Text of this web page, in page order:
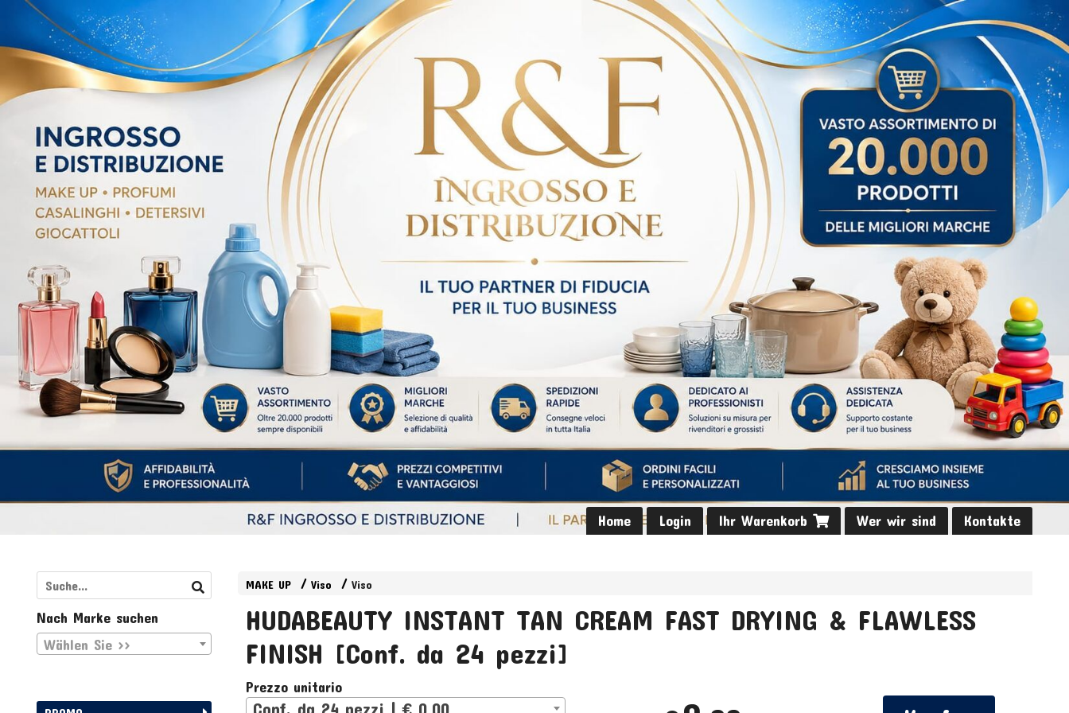
Home Login Ihr Warenkorb Wer wir sind Kontakte
MAKE UP Viso Viso
HUDABEAUTY INSTANT TAN CREAM FAST DRYING & FLAWLESS
FINISH [Conf. da 24 pezzi]
Prezzo unitario
Conf. da 24 pezzi | € 0,00
Nach Marke suchen
Wählen Sie >>